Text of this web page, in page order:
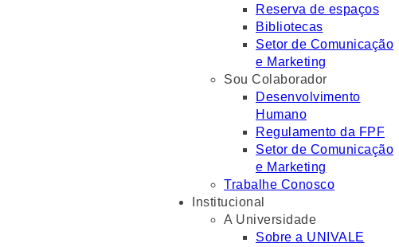
Reserva de espaços
Bibliotecas
Setor de Comunicação
e Marketing
Sou Colaborador
Desenvolvimento
Humano
Regulamento da FPF
Setor de Comunicação
e Marketing
Trabalhe Conosco
Institucional
A Universidade
Sobre a UNIVALE